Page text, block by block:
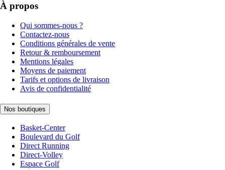
À propos
Qui sommes-nous ?
Contactez-nous
Conditions générales de vente
Retour & remboursement
Mentions légales
Moyens de paiement
Tarifs et options de livraison
Avis de confidentialité
Nos boutiques
Basket-Center
Boulevard du Golf
Direct Running
Direct-Volley
Espace Golf